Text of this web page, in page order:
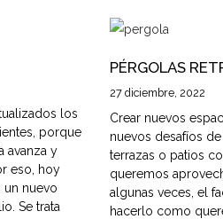
los
porque
avanza y
eso, hoy
nuevo
Se trata
PÉRGOLAS
27 diciembre, 2022
Crear nuevos
nuevos desafíos
terrazas o patios
queremos
algunas veces, el
hacerlo como